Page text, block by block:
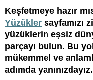
Keşfetmeye hazır
Yüzükler sayfamızı
yüzüklerin eşsiz
parçayı bulun. Bu
mükemmel ve
adımda yanınızdayız.